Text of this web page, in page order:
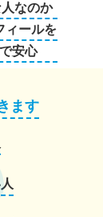
なのか
ィールを
安心
ます